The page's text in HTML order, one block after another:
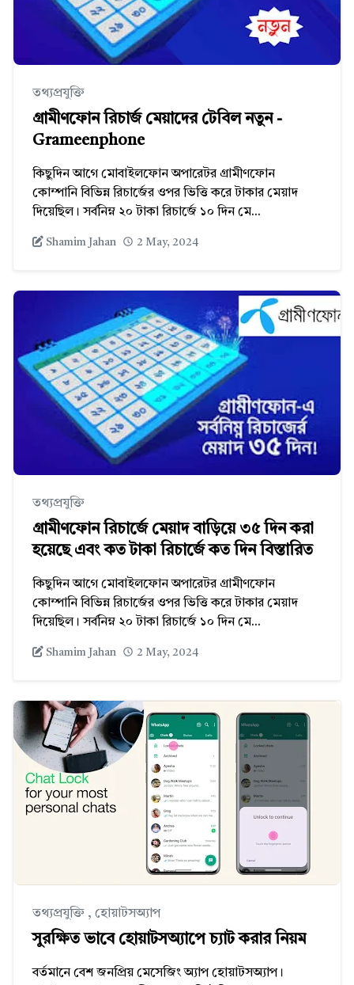
তথ্যপ্রযুক্তি
গ্রামীণফোন রিচার্জ মেয়াদের টেবিল নতুন -
Grameenphone
কিছুদিন আগে মোবাইলফোন অপারেটর গ্রামীণফোন
কোম্পানি বিভিন্ন রিচার্জের ওপর ভিত্তি করে টাকার মেয়াদ
দিয়েছিল। সর্বনিম্ন ২০ টাকা রিচার্জে ১০ দিন মে...
Shamim Jahan 2 May, 2024
তথ্যপ্রযুক্তি
গ্রামীণফোন রিচার্জে মেয়াদ বাড়িয়ে ৩৫ দিন করা
হয়েছে এবং কত টাকা রিচার্জে কত দিন বিস্তারিত
কিছুদিন আগে মোবাইলফোন অপারেটর গ্রামীণফোন
কোম্পানি বিভিন্ন রিচার্জের ওপর ভিত্তি করে টাকার মেয়াদ
দিয়েছিল। সর্বনিম্ন ২০ টাকা রিচার্জে ১০ দিন মে...
Shamim Jahan 2 May, 2024
তথ্যপ্রযুক্তি , হোয়াটসঅ্যাপ
সুরক্ষিত ভাবে হোয়াটসঅ্যাপে চ্যাট করার নিয়ম
বর্তমানে বেশ জনপ্রিয় মেসেজিং অ্যাপ হোয়াটসঅ্যাপ।